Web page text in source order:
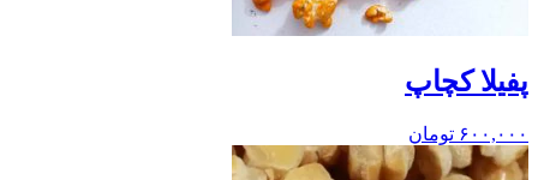
پفیلا کچاپ
۶۰۰,۰۰۰ تومان